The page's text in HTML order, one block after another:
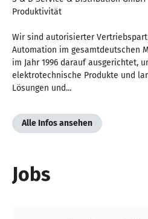
Produktivität
Wir sind autorisierter
Automation im gesamtdeutschen
im Jahr 1996 darauf ausgerichtet,
elektrotechnische Produkte und
Lösungen und...
Alle Infos ansehen
Jobs